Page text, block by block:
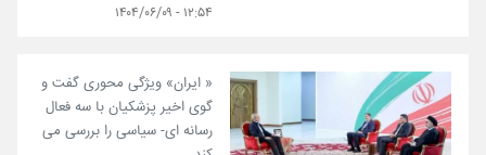
۱۲:۵۴ - ۱۴۰۴/۰۶/۰۹
« ایران» ویژگی محوری گفت و
گوی اخیر پزشکیان با سه فعال
رسانه ای- سیاسی را بررسی می